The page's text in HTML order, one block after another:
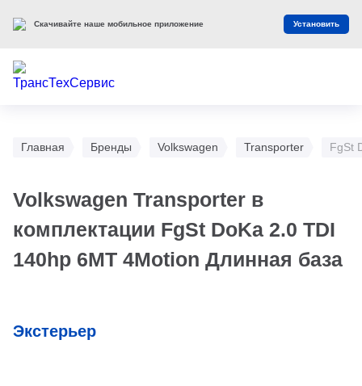
Главная Бренды Volkswagen Transporter FgSt
Volkswagen Transporter в
комплектации FgSt DoKa 2.0 TDI
140hp 6MT 4Motion Длинная база
Экстерьер
Скачивайте наше мобильное приложение Установить